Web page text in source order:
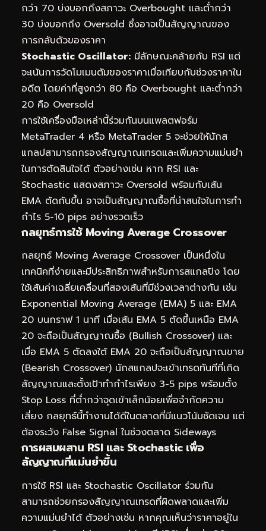
กว่า 70 บ่งบอกถึงสภาวะ Overbought และต่ำกว่า
30 บ่งบอกถึง Oversold ซึ่งอาจเป็นสัญญาณของ
การกลับตัวของราคา
Stochastic Oscillator: มีลักษณะคล้ายกับ RSI แต่
จะเน้นการวัดโมเมนตัมของราคาเมื่อเทียบกับช่วงราคาใน
อดีต โดยค่าที่สูงกว่า 80 คือ Overbought และต่ำกว่า
20 คือ Oversold
การใช้เครื่องมือเหล่านี้ร่วมกันบนแพลตฟอร์ม
MetaTrader 4 หรือ MetaTrader 5 จะช่วยให้นักส
แกลปสามารถกรองสัญญาณเทรดและเพิ่มความแม่นยำ
ในการตัดสินใจได้ ตัวอย่างเช่น หาก RSI และ
Stochastic แสดงสภาวะ Oversold พร้อมกับเส้น
EMA ตัดกันขึ้น อาจเป็นสัญญาณซื้อที่น่าสนใจในการทำ
กำไร 5-10 pips อย่างรวดเร็ว
กลยุทธ์การใช้ Moving Average Crossover
กลยุทธ์ Moving Average Crossover เป็นหนึ่งใน
เทคนิคที่ง่ายและมีประสิทธิภาพสำหรับการสแกลปิง โดย
ใช้เส้นค่าเฉลี่ยเคลื่อนที่สองเส้นที่มีช่วงเวลาต่างกัน เช่น
Exponential Moving Average (EMA) 5 และ EMA
20 บนกราฟ 1 นาที เมื่อเส้น EMA 5 ตัดขึ้นเหนือ EMA
20 จะถือเป็นสัญญาณซื้อ (Bullish Crossover) และ
เมื่อ EMA 5 ตัดลงใต้ EMA 20 จะถือเป็นสัญญาณขาย
(Bearish Crossover) นักสแกลปจะเข้าเทรดทันทีที่เกิด
สัญญาณและตั้งเป้าทำกำไรเพียง 3-5 pips พร้อมตั้ง
Stop Loss ที่ต่ำกว่าจุดเข้าเล็กน้อยเพื่อจำกัดความ
เสี่ยง กลยุทธ์นี้ทำงานได้ดีในตลาดที่มีแนวโน้มชัดเจน แต่
ต้องระวัง False Signal ในช่วงตลาด Sideways
การผสมผสาน RSI และ Stochastic เพื่อ
สัญญาณที่แม่นยำขึ้น
การใช้ RSI และ Stochastic Oscillator ร่วมกัน
สามารถช่วยกรองสัญญาณเทรดที่ผิดพลาดและเพิ่ม
ความแม่นยำได้ ตัวอย่างเช่น หากคุณเห็นว่าราคาอยู่ใน